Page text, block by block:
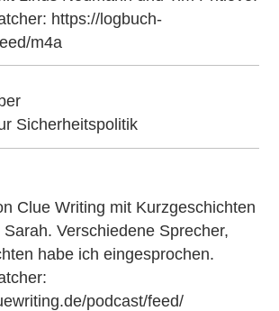
https://logbuch-
m4a
Sicherheitspolitik
Clue Writing mit Kurzgeschichten
Verschiedene Sprecher,
habe ich eingesprochen.
podcast/feed/